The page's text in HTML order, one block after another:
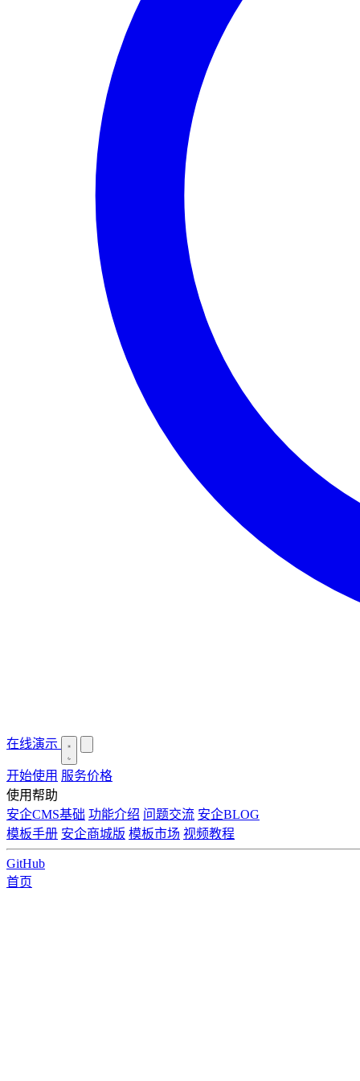
在线演示
开始使用 服务价格
使用帮助
安企CMS基础 功能介绍 问题交流 安企BLOG
模板手册 安企商城版 模板市场 视频教程
GitHub
首页